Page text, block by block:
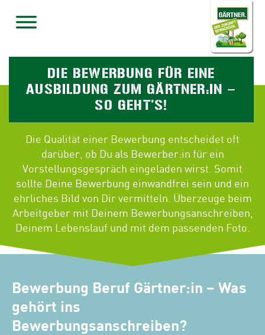
DIE BEWERBUNG FÜR EINE
AUSBILDUNG ZUM GÄRTNER:IN –
SO GEHT’S!
Die Qualität einer Bewerbung entscheidet oft
darüber, ob Du als Bewerber:in für ein
Vorstellungsgespräch eingeladen wirst. Somit
sollte Deine Bewerbung einwandfrei sein und ein
ehrliches Bild von Dir vermitteln. Überzeuge beim
Arbeitgeber mit Deinem Bewerbungsanschreiben,
Deinem Lebenslauf und mit dem passenden Foto.
Bewerbung Beruf Gärtner:in – Was
gehört ins
Bewerbungsanschreiben?